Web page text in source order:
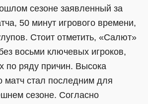
сезоне заявленный за
50 минут игрового времени,
Стоит отметить, «Салют»
восьми ключевых игроков,
по ряду причин. Высока
матч стал последним для
сезоне. Согласно